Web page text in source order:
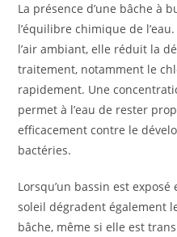
La présence d’une bâche à
l’équilibre chimique de
l’air ambiant, elle réduit la
traitement, notamment le
rapidement. Une
permet à l’eau de rester
efficacement contre le
bactéries.
Lorsqu’un bassin est
soleil dégradent également
bâche, même si elle est